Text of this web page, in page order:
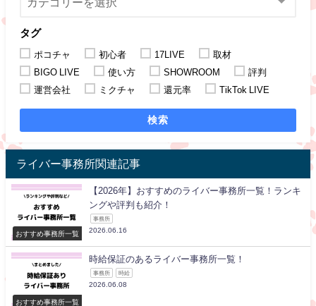
タグ
ポコチャ 初心者 17LIVE
取材
BIGO LIVE
使い方 SHOWROOM
評判
運営会社
ミクチャ 還元率 TikTok LIVE
検索
ライバー事務所関連記事
おすすめ事務所一覧
【2026年】おすすめのライバー事務所一覧！ランキ
ングや評判も紹介！
事務所
2026.06.16
おすすめ事務所一覧
時給保証のあるライバー事務所一覧！
事務所 時給
2026.06.08